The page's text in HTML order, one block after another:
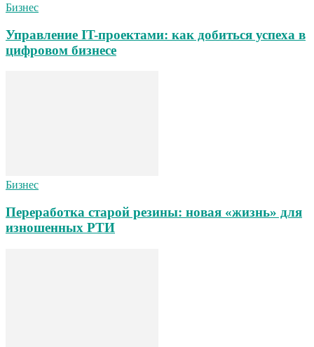
Бизнес
Управление IT-проектами: как добиться успеха в
цифровом бизнесе
Бизнес
Переработка старой резины: новая «жизнь» для
изношенных РТИ